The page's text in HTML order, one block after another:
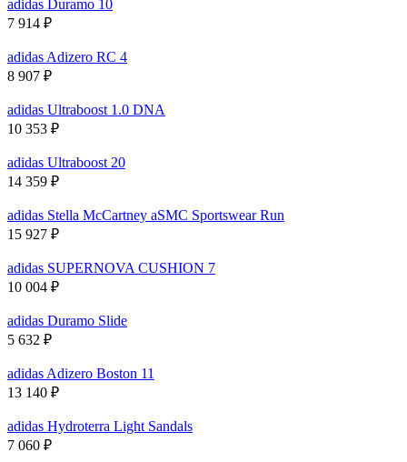
adidas Duramo 10
7 914 ₽
adidas Adizero RC 4
8 907 ₽
adidas Ultraboost 1.0 DNA
10 353 ₽
adidas Ultraboost 20
14 359 ₽
adidas Stella McCartney aSMC Sportswear Run
15 927 ₽
adidas SUPERNOVA CUSHION 7
10 004 ₽
adidas Duramo Slide
5 632 ₽
adidas Adizero Boston 11
13 140 ₽
adidas Hydroterra Light Sandals
7 060 ₽